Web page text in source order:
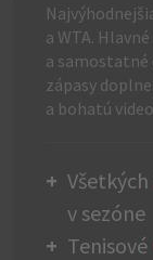
a WTA.
a samostatné
zápasy
a bohatú
Všetkých
v sezóne
Tenisové